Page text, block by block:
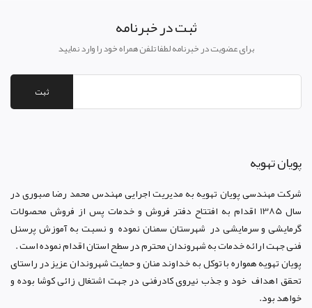
ثبت در خبرنامه
برای عضویت در خبرنامه لطفا تلفن همراه خود را وارد نمایید
ثبت
پويان تهويه
شرکت مهندسی پویان تهویهبه مدیریت اجرایی مهندس محمد رضا صبوری در
سال 1385 اقدام به افتتاح دفتر فروش و خدمات پس از فروش محصولات
گرمایشی و سرمایشی در شهرستان سمنان نموده و نسبت به آموزش پرسنل
فنی جهت ارائه خدمات به شهروندان محترم در سطح استان اقدام نموده است .
پویان تهویه همواره با توکل به خداوند منان و حمایت شهروندان عزیز در راستای
تحقق اهداف خود و جذب نیروی کادرفنی در جهت اشتغال زائی کوشا بوده و
خواهد بود.